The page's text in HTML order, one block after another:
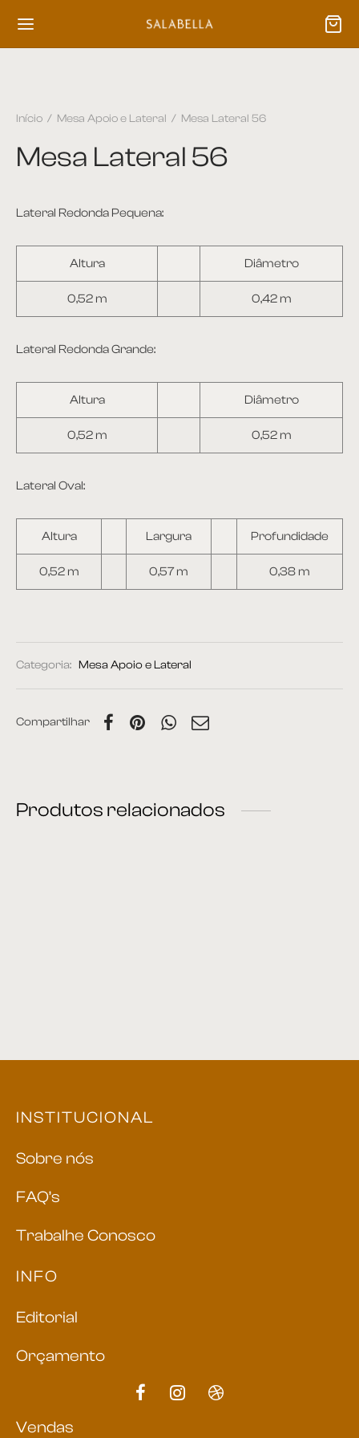
Início / Mesa Apoio e Lateral / Mesa Lateral 56
Mesa Lateral 56
Lateral Redonda Pequena:
Altura Diâmetro
0,52 m 0,42 m
Lateral Redonda Grande:
Altura Diâmetro
0,52 m 0,52 m
Lateral Oval:
Altura Largura Profundidade
0,52 m 0,57 m 0,38 m
Categoria: Mesa Apoio e Lateral
Compartilhar
Produtos relacionados
INSTITUCIONAL
Sobre nós
FAQ’s
Trabalhe Conosco
INFO
Editorial
Orçamento
Vendas